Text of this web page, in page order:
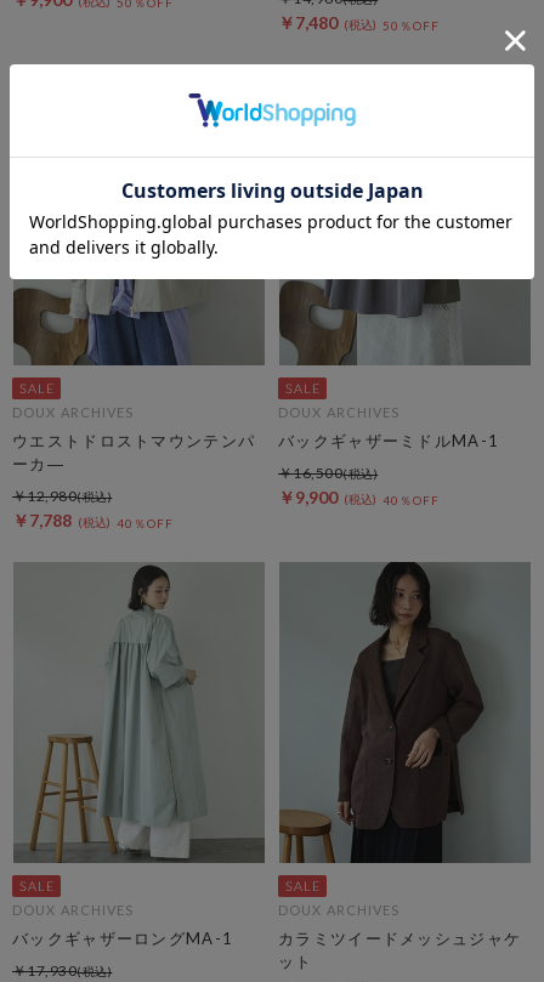
￥7,480 50％OFF
DOUX ARCHIVES
ウエストドロストマウンテンパ
ーカ―
￥7,788 40％OFF
￥12,980
DOUX ARCHIVES
バックギャザーミドルMA-1
￥9,900 40％OFF
￥16,500
DOUX ARCHIVES
バックギャザーロングMA-1
￥17,930
DOUX ARCHIVES
カラミツイードメッシュジャケ
ット